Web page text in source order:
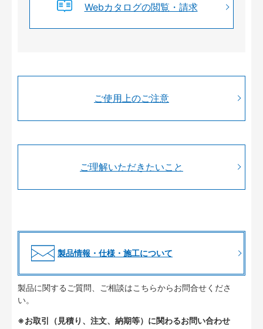
Webカタログの閲覧・請求
ご使用上のご注意
ご理解いただきたいこと
製品情報・仕様・施工について
製品に関するご質問、ご相談はこちらからお問合せくださ
い。
※お取引（見積り、注文、納期等）に関わるお問い合わせ